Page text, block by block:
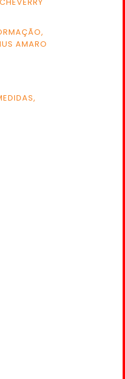
AMARO